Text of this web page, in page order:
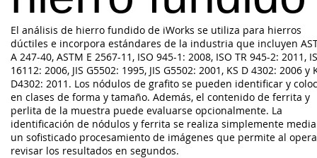
El análisis de hierro fundido de iWorks se utiliza para hierros
dúctiles e incorpora estándares de la industria que incluyen
A 247-40, ASTM E 2567-11, ISO 945-1: 2008, ISO TR 945-2: 2011,
16112: 2006, JIS G5502: 1995, JIS G5502: 2001, KS D 4302: 2006 y
D4302: 2011. Los nódulos de grafito se pueden identificar y
en clases de forma y tamaño. Además, el contenido de ferrita y
perlita de la muestra puede evaluarse opcionalmente. La
identificación de nódulos y ferrita se realiza simplemente
un sofisticado procesamiento de imágenes que permite al
revisar los resultados en segundos.